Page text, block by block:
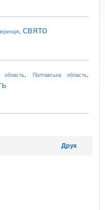
свято
область Полтавська область
Друк